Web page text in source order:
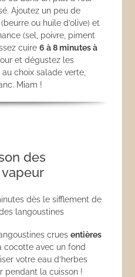
Ajoutez un peu de
ou huile d’olive) et
(sel, poivre, piment
cuire6 à 8 minutes à
et dégustez les
choix salade verte,
Miam !
des
dès le sifflement de
langoustines
cruesentières
cocotte avec un fond
votre eau d’herbes
pendant la cuisson !